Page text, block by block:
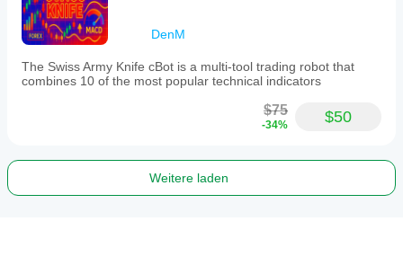
DenM
The Swiss Army Knife cBot is a multi-tool trading robot that
combines 10 of the most popular technical indicators
$75
-34% $50
Weitere laden